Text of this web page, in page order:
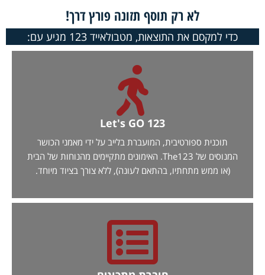
לא רק תוסף תזונה פורץ דרך!
כדי למקסם את התוצאות, מטבולאייד 123 מגיע עם:
Let's GO 123
תוכנית ספורטיבית, המועברת בלייב על ידי מאמני הכושר
המנוסים של The123. האימונים מתקיימים מהנוחות של הבית
(או ממש מתחתיו, בהתאם לעונה), ללא צורך בציוד מיוחד.